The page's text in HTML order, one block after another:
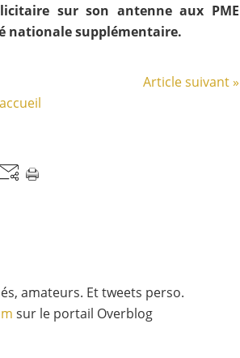
sur son antenne aux PME
nationale supplémentaire.
Article suivant »
amateurs. Et tweets perso.
sur le portail Overblog